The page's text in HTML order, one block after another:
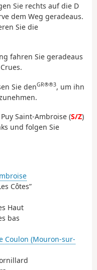
Sie rechts auf die D
dem Weg geradeaus.
Sie die
fahren Sie geradeaus
Sie denGR®®3, um ihn
Saint-Ambroise (S/Z)
und folgen Sie
Côtes”
Haut
bas
Coulon (Mouron-sur-